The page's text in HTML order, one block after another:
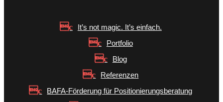
It’s not magic. It’s einfach.
Portfolio
Blog
Referenzen
BAFA-Förderung für Positionierungsberatung